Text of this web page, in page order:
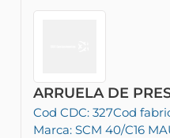
ARRUELA DE
Cod CDC: 327Cod
Marca: SCM 40/C16